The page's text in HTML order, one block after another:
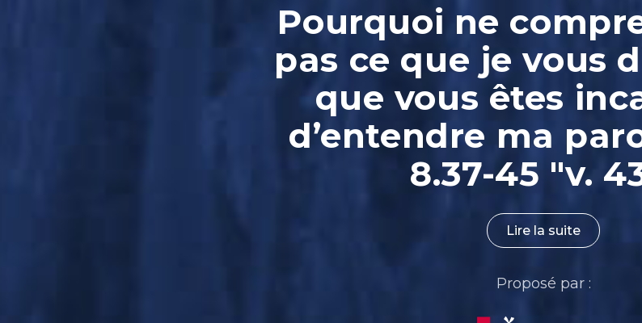
Pourquoi ne
pas ce que je vous
que vous êtes
d’entendre ma
8.37-45 "v.
Lire la suite
Proposé par :